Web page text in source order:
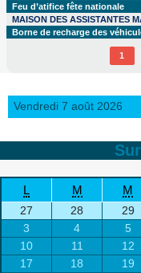
Feu d’atifice fête nationale
MAISON DES ASSISTANTES
Borne de recharge des
1
Vendredi 7 août 2026
L M M
27 28 29
3
4 5
10
11 12
17
18 19